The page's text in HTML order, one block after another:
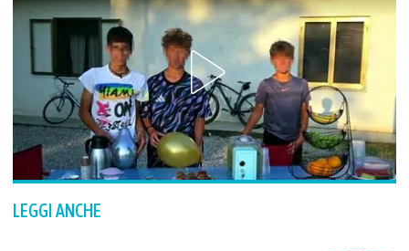
LEGGI ANCHE